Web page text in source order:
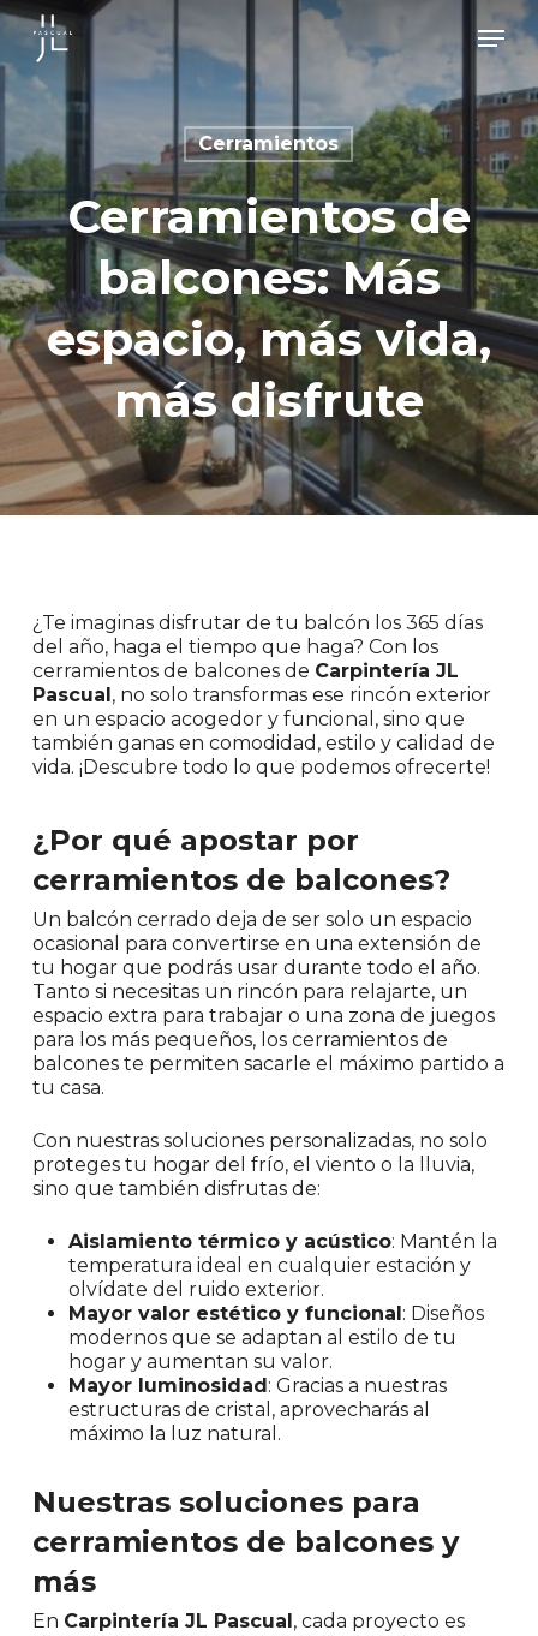
Skip
main
content
Menu
Cerramientos
Cerramientos de
balcones: Más
espacio, más vida,
más disfrute
¿Te imaginas disfrutar de tu balcón los 365 días
del año, haga el tiempo que haga? Con los
cerramientos de balcones de Carpintería JL
Pascual, no solo transformas ese rincón exterior
en un espacio acogedor y funcional, sino que
también ganas en comodidad, estilo y calidad de
vida. ¡Descubre todo lo que podemos ofrecerte!
¿Por qué apostar por
cerramientos de balcones?
Un balcón cerrado deja de ser solo un espacio
ocasional para convertirse en una extensión de
tu hogar que podrás usar durante todo el año.
Tanto si necesitas un rincón para relajarte, un
espacio extra para trabajar o una zona de juegos
para los más pequeños, los cerramientos de
balcones te permiten sacarle el máximo partido a
tu casa.
Con nuestras soluciones personalizadas, no solo
proteges tu hogar del frío, el viento o la lluvia,
sino que también disfrutas de:
Aislamiento térmico y acústico: Mantén la
temperatura ideal en cualquier estación y
olvídate del ruido exterior.
Mayor valor estético y funcional: Diseños
modernos que se adaptan al estilo de tu
hogar y aumentan su valor.
Mayor luminosidad: Gracias a nuestras
estructuras de cristal, aprovecharás al
máximo la luz natural.
Nuestras soluciones para
cerramientos de balcones y
más
En Carpintería JL Pascual, cada proyecto es